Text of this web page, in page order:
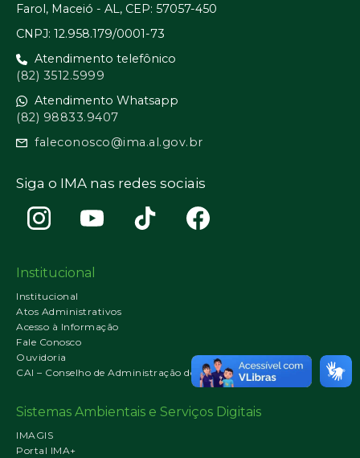
Farol, Maceió - AL, CEP: 57057-450
CNPJ: 12.958.179/0001-73
Atendimento telefônico
(82) 3512.5999
Atendimento Whatsapp
(82) 98833.9407
faleconosco@ima.al.gov.br
Siga o IMA nas redes sociais
Institucional
Institucional
Atos Administrativos
Acesso à Informação
Fale Conosco
Ouvidoria
CAI – Conselho de Administração do IMA
Sistemas Ambientais e Serviços Digitais
IMAGIS
Portal IMA+